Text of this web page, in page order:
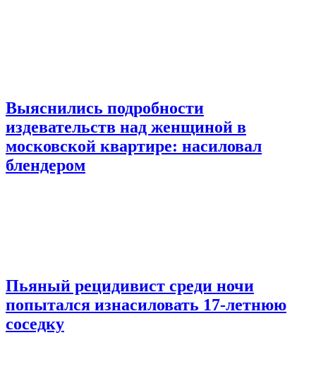
Выяснились подробности
издевательств над женщиной в
московской квартире: насиловал
блендером
Пьяный рецидивист среди ночи
попытался изнасиловать 17-летнюю
соседку